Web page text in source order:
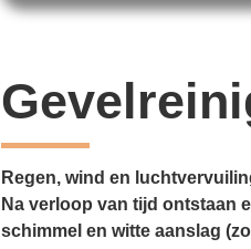
Regen, wind en
Na verloop van tijd ontstaan
schimmel en witte aanslag